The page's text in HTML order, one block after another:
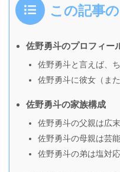
この記事
佐野勇斗のプロフィー
佐野勇斗と言えば、
佐野勇斗に彼女（ま
佐野勇斗の家族構成
佐野勇斗の父親は広
佐野勇斗の母親は芸
佐野勇斗の弟は塩対応